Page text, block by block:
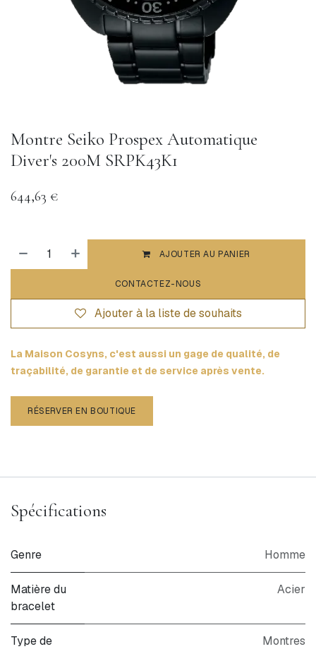
Montre Seiko Prospex Automatique
Diver's 200M SRPK43K1
644,63 €
AJOUTER AU PANIER
CONTACTEZ-NOUS
Ajouter à la liste de souhaits
La Maison Cosyns, c'est aussi un gage de qualité, de
traçabilité, de garantie et de service après vente.
RÉSERVER EN BOUTIQUE
Spécifications
Genre Homme
Matière du
bracelet
Acier
Type de
Montres